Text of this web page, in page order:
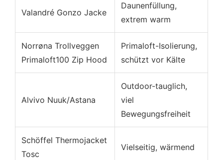
Valandré Gonzo Jacke
Daunenfüllung,
extrem warm
Norrøna Trollveggen
Primaloft100 Zip Hood
Primaloft-Isolierung,
schützt vor Kälte
Alvivo Nuuk/Astana
Outdoor-tauglich,
viel
Bewegungsfreiheit
Schöffel Thermojacket
Tosc
Vielseitig, wärmend